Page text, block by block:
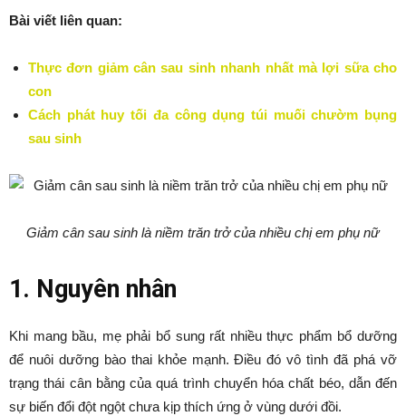
Bài viết liên quan:
Thực đơn giảm cân sau sinh nhanh nhất mà lợi sữa cho
con
Cách phát huy tối đa công dụng túi muối chườm bụng
sau sinh
Giảm cân sau sinh là niềm trăn trở của nhiều chị em phụ nữ
1. Nguyên nhân
Khi mang bầu, mẹ phải bổ sung rất nhiều thực phẩm bổ dưỡng
để nuôi dưỡng bào thai khỏe mạnh. Điều đó vô tình đã phá vỡ
trạng thái cân bằng của quá trình chuyển hóa chất béo, dẫn đến
sự biến đổi đột ngột chưa kịp thích ứng ở vùng dưới đồi.